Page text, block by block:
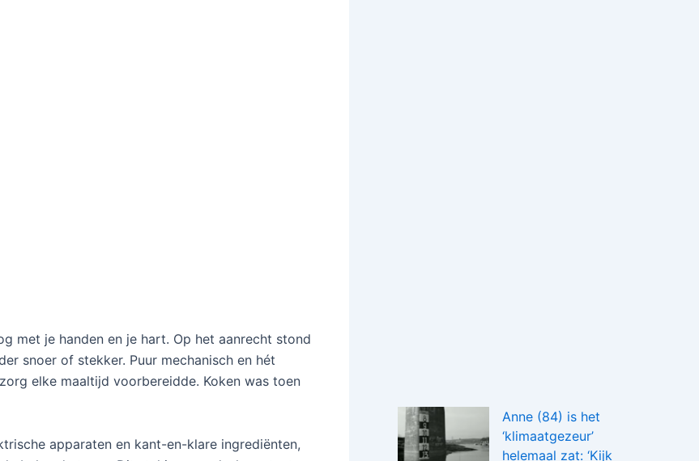
met je handen en je hart. Op het aanrecht stond
snoer of stekker. Puur mechanisch en hét
elke maaltijd voorbereidde. Koken was toen
apparaten en kant-en-klare ingrediënten,
Anne (84) is het
‘klimaatgezeur’
helemaal zat: ‘Kijk